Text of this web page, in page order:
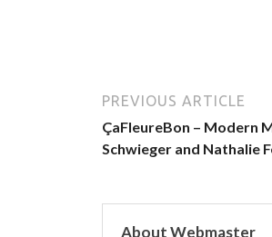
PREVIOUS ARTICLE
ÇaFleureBon – Modern
Schwieger and Nathalie
About Webmaster